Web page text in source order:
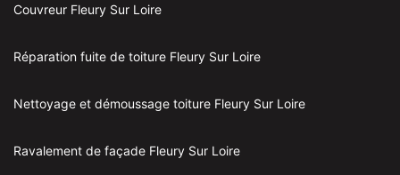
Couvreur Fleury Sur Loire
Réparation fuite de toiture Fleury Sur Loire
Nettoyage et démoussage toiture Fleury Sur Loire
Ravalement de façade Fleury Sur Loire